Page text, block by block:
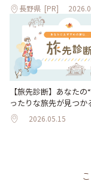
長野県 [PR]
【旅先診断】あなたの
ったりな旅先が見つか
2026.05.15